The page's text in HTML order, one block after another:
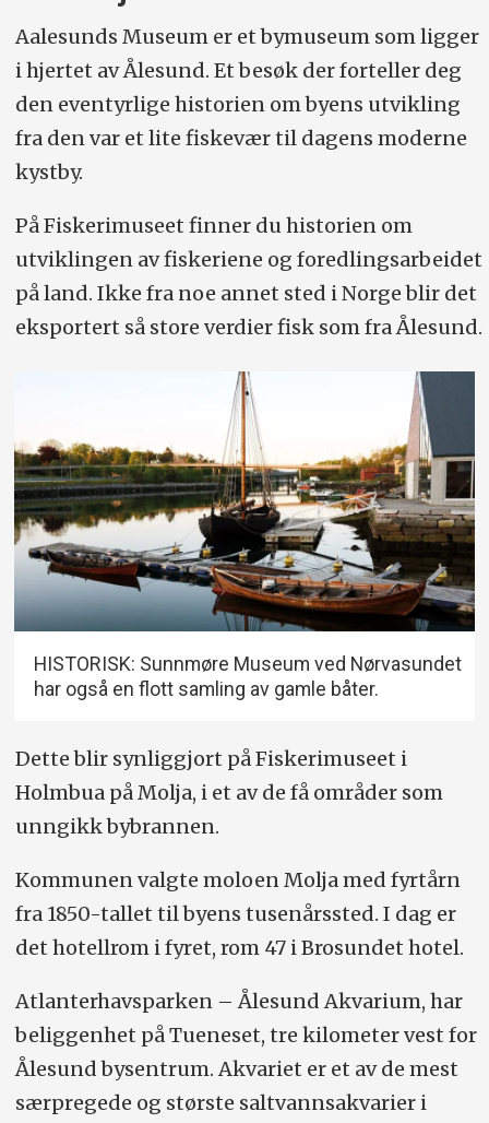
Aalesunds Museum er et bymuseum som ligger
i hjertet av Ålesund. Et besøk der forteller deg
den eventyrlige historien om byens utvikling
fra den var et lite fiskevær til dagens moderne
kystby.
På Fiskerimuseet finner du historien om
utviklingen av fiskeriene og foredlingsarbeidet
på land. Ikke fra noe annet sted i Norge blir det
eksportert så store verdier fisk som fra Ålesund.
HISTORISK: Sunnmøre Museum ved Nørvasundet
har også en flott samling av gamle båter.
Dette blir synliggjort på Fiskerimuseet i
Holmbua på Molja, i et av de få områder som
unngikk bybrannen.
Kommunen valgte moloen Molja med fyrtårn
fra 1850-tallet til byens tusenårssted. I dag er
det hotellrom i fyret, rom 47 i Brosundet hotel.
Atlanterhavsparken – Ålesund Akvarium, har
beliggenhet på Tueneset, tre kilometer vest for
Ålesund bysentrum. Akvariet er et av de mest
særpregede og største saltvannsakvarier i